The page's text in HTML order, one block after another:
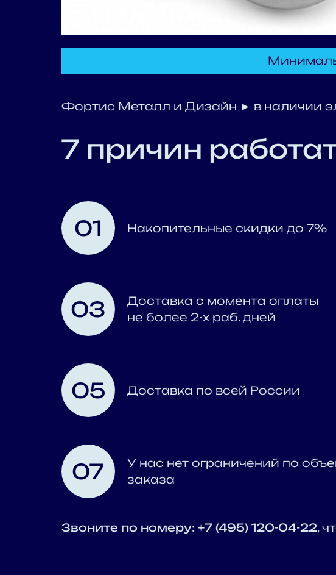
Фортис Металл и Дизайн ► в наличии
7 причин
01 Накопительные скидки до 7%
03
Доставка с момента оплаты
не более 2-х раб. дней
05 Доставка по всей России
07
У нас нет ограничений по
заказа
Звоните по номеру: +7 (495) 120-04-22,